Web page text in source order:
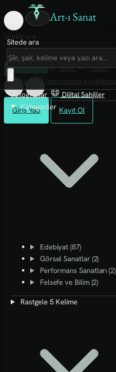
Art-ı Sanat
Giriş Yap Kayıt Ol
Sitede ara
Art-ı Sosyal
İmece
Kütüphane
Blog
Fanzin
Rafları
Fotoğraflar
Dijital Sahiller
Kategoriler
Edebiyat (87)
Görsel Sanatlar (2)
Performans Sanatları (2)
Felsefe ve Bilim (2)
Rastgele 5 Kelime